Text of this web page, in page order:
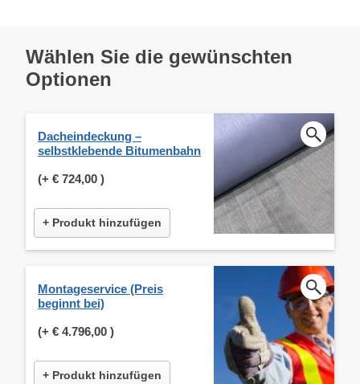
Wählen Sie die gewünschten
Optionen
Dacheindeckung –
selbstklebende Bitumenbahn
(+ € 724,00 )
+ Produkt hinzufügen
Montageservice (Preis
beginnt bei)
(+ € 4.796,00 )
+ Produkt hinzufügen